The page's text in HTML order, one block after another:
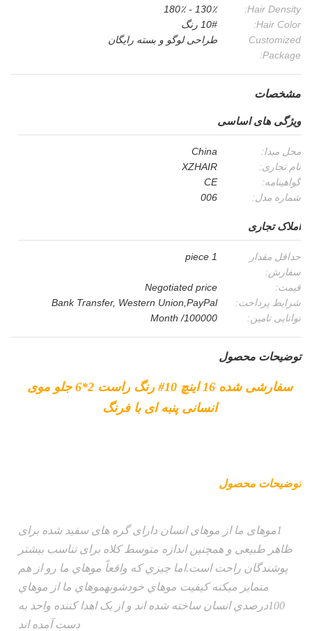
Hair Density:
130٪ - 180٪
Hair Color:
10# رنگ
Customized
Package:
طراحی لوگو و بسته رایگان
مشخصات
ویژگی های اساسی
محل مبدا:
China
نام تجاری:
XZHAIR
گواهینامه:
CE
شماره مدل:
006
املاک تجاری
حداقل مقدار
سفارش:
1 piece
قیمت:
Negotiated price
شرایط پرداخت:
Bank Transfer, Western Union,PayPal
توانایی تامین:
100000/ Month
توضیحات محصول
سفارشی شده 16 اینچ 10# رنگ راست 2*6 جلو موی
انسانی پنبه ای با فرنگ
توضیحات محصول
1موهای ما از موهای انسان دارای گره های سفید شده برای
ظاهر طبیعی و همچنین اندازه متوسط کلاه برای تناسب بیشتر
پوشندگان راحت است.اما چيزي که واقعاً موهاي ما رو از هم
متمایز ميکنه کیفیت موهاي خودشونهموهاي ما از موهاي
100درصدي انسان ساخته شده اند و از يک اهدا کننده واحد به
دست آمده اند